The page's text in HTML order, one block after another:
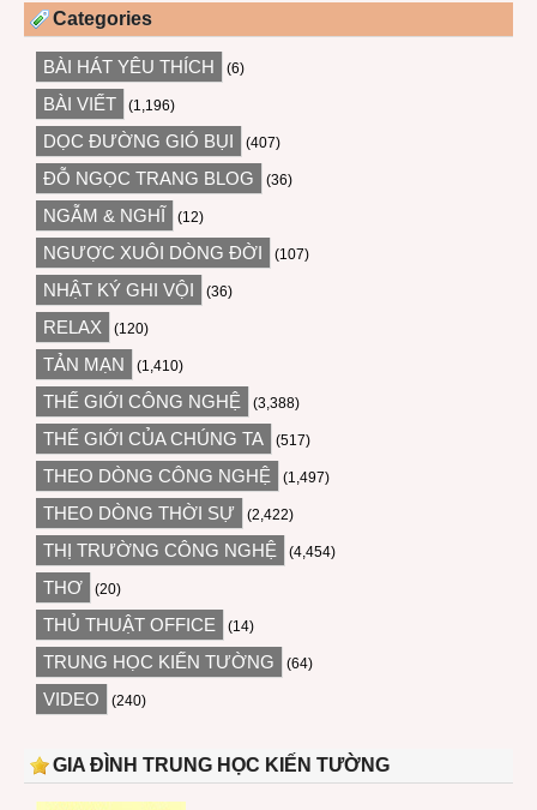
Categories
BÀI HÁT YÊU THÍCH (6)
BÀI VIẾT (1,196)
DỌC ĐƯỜNG GIÓ BỤI (407)
ĐỖ NGỌC TRANG BLOG (36)
NGẪM & NGHĨ (12)
NGƯỢC XUÔI DÒNG ĐỜI (107)
NHẬT KÝ GHI VỘI (36)
RELAX (120)
TẢN MẠN (1,410)
THẾ GIỚI CÔNG NGHỆ (3,388)
THẾ GIỚI CỦA CHÚNG TA (517)
THEO DÒNG CÔNG NGHỆ (1,497)
THEO DÒNG THỜI SỰ (2,422)
THỊ TRƯỜNG CÔNG NGHỆ (4,454)
THƠ (20)
THỦ THUẬT OFFICE (14)
TRUNG HỌC KIẾN TƯỜNG (64)
VIDEO (240)
GIA ĐÌNH TRUNG HỌC KIẾN TƯỜNG